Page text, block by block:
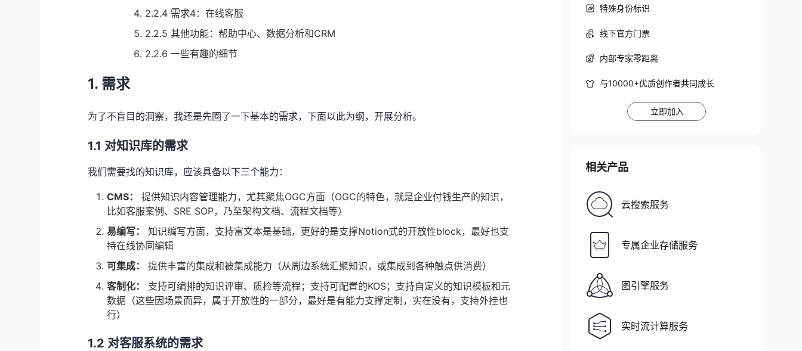
2.2.4 需求4：在线客服
2.2.5 其他功能：帮助中心、数据分析和CRM
2.2.6 一些有趣的细节
1. 需求
为了不盲目的洞察，我还是先圈了一下基本的需求，下面以此为纲，开展分析。
1.1 对知识库的需求
我们需要找的知识库，应该具备以下三个能力：
CMS：
提供知识内容管理能力，尤其聚焦OGC方面（OGC的特色，就是企业付钱生产的知识，
比如客服案例、SRE SOP，乃至架构文档、流程文档等）
易编写：
知识编写方面，支持富文本是基础，更好的是支撑Notion式的开放性block，最好也支
持在线协同编辑
可集成：
提供丰富的集成和被集成能力（从周边系统汇聚知识，或集成到各种触点供消费）
客制化：
支持可编排的知识评审、质检等流程；支持可配置的KOS；支持自定义的知识模板和元
数据（这些因场景而异，属于开放性的一部分，最好是有能力支撑定制，实在没有，支持外挂也
行）
1.2 对客服系统的需求
特殊身份标识
线下官方门票
内部专家零距离
与10000+优质创作者共同成长
立即加入
相关产品
云搜索服务
专属企业存储服务
图引擎服务
实时流计算服务